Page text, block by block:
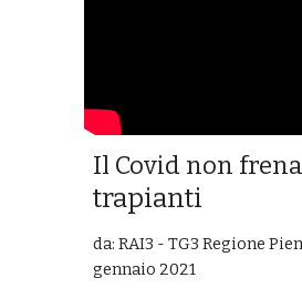
Il Covid non
trapianti
da: RAI3 - TG3 Regione
gennaio 2021